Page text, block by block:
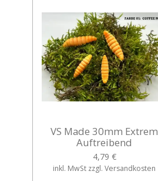
VS Made 30mm Extrem
Auftreibend
4,79 €
inkl. MwSt zzgl. Versandkosten